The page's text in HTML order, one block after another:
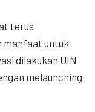
terus
manfaat untuk
dilakukan UIN
melaunching